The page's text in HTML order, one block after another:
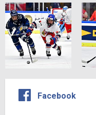
Facebook